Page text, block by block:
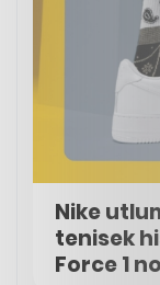
Nike
tenisek
Force 1